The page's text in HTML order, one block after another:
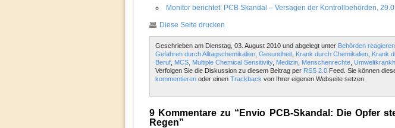
Monitor berichtet: PCB Skandal – Versagen der Kontrollbehörden,
Diese Seite drucken
Geschrieben am Dienstag, 03. August 2010 und abgelegt unter Behörden reagieren,
Gefahren durch Alltagschemikalien, Gesundheit, Krank durch Chemikalien, Krank
Beruf, MCS, Multiple Chemical Sensitivity, Medizin, Menschenrechte,
Verfolgen Sie die Diskussion zu diesem Beitrag per RSS 2.0Feed. Sie können
kommentierenoder einen Trackback von Ihrer eigenen Webseite setzen.
9 Kommentare zu “Envio PCB-Skandal: Die Opfer
Regen”